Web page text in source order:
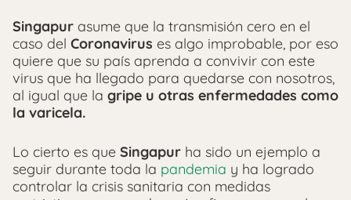
Singapur asume que la transmisión cero en el
caso del Coronavirus es algo improbable, por eso
quiere que su país aprenda a convivir con este
virus que ha llegado para quedarse con nosotros,
al igual que la gripe u otras enfermedades como
la varicela.
Lo cierto es que Singapur ha sido un ejemplo a
seguir durante toda la pandemia y ha logrado
controlar la crisis sanitaria con medidas